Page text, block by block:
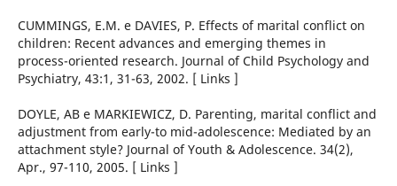
CUMMINGS, E.M. e DAVIES, P. Effects of marital conflict on
children: Recent advances and emerging themes in
process-oriented research. Journal of Child Psychology and
Psychiatry, 43:1, 31-63, 2002. [ Links ]
DOYLE, AB e MARKIEWICZ, D. Parenting, marital conflict and
adjustment from early-to mid-adolescence: Mediated by an
attachment style? Journal of Youth & Adolescence. 34(2),
Apr., 97-110, 2005. [ Links ]